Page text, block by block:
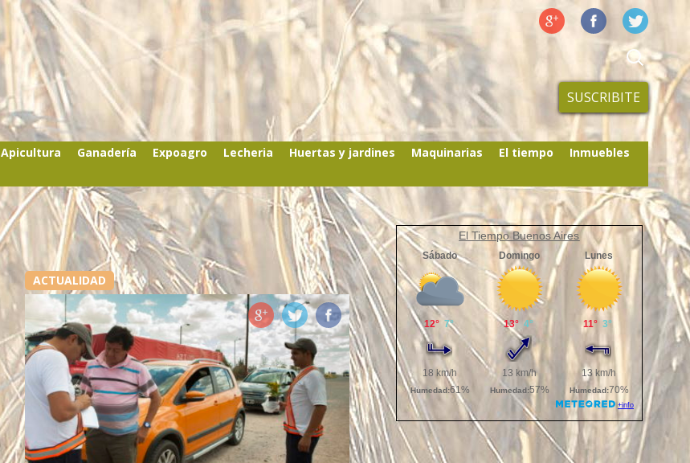
SUSCRIBITE
Apicultura Ganadería Expoagro Lecheria Huertas y jardines Maquinarias El tiempo
Inmuebles
ACTUALIDAD
El Tiempo Buenos Aires